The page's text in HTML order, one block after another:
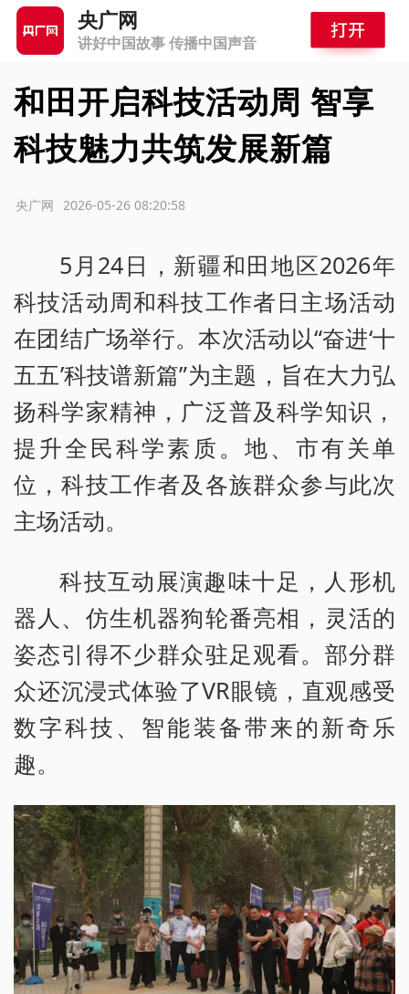
央广网
讲好中国故事 传播中国声音
和田开启科技活动周 智享
科技魅力共筑发展新篇
2026-05-26 08:20:58
央广网
5月24日，新疆和田地区2026年
科技活动周和科技工作者日主场活动
在团结广场举行。本次活动以“奋进‘十
五五’科技谱新篇”为主题，旨在大力弘
扬科学家精神，广泛普及科学知识，
提升全民科学素质。地、市有关单
位，科技工作者及各族群众参与此次
主场活动。
科技互动展演趣味十足，人形机
器人、仿生机器狗轮番亮相，灵活的
姿态引得不少群众驻足观看。部分群
众还沉浸式体验了VR眼镜，直观感受
数字科技、智能装备带来的新奇乐
趣。